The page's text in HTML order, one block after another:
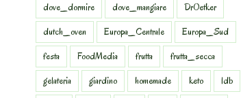
dove_dormire
dove_mangiare
DrOetker
dutch_oven
Europa_Centrale
Europa_Sud
festa
FoodMedia frutta
frutta_secca
gelateria
giardino homemade keto
ldb